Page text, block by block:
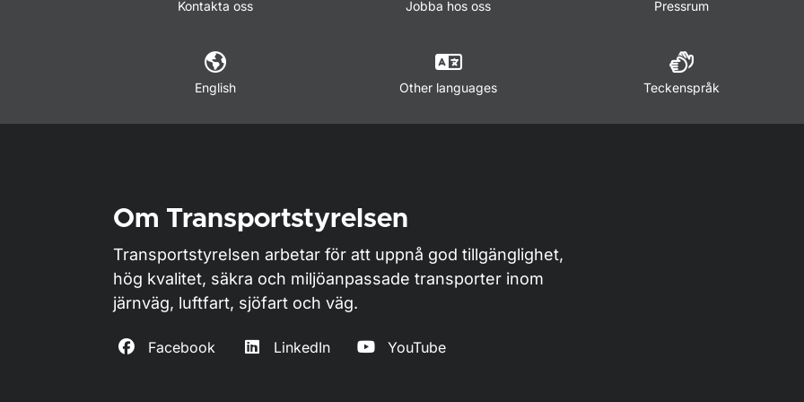
Kontakta oss Jobba hos oss Pressrum
English Other languages Teckenspråk
Om Transportstyrelsen
Transportstyrelsen arbetar för att uppnå god tillgänglighet,
hög kvalitet, säkra och miljöanpassade transporter inom
järnväg, luftfart, sjöfart och väg.
Facebook LinkedIn YouTube